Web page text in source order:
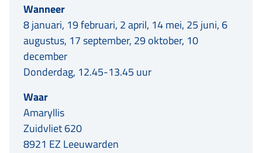
Wanneer
8 januari, 19 februari, 2 april, 14 mei, 25 juni, 6
augustus, 17 september, 29 oktober, 10
december
Donderdag, 12.45-13.45 uur
Waar
Amaryllis
Zuidvliet 620
8921 EZ Leeuwarden